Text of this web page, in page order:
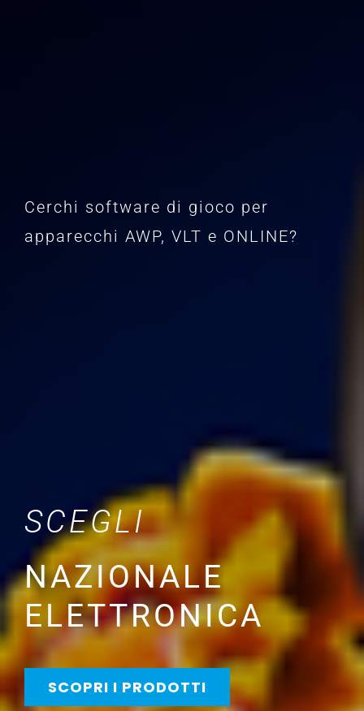
Cerchi software di gioco per
apparecchi AWP, VLT e ONLINE?
SCEGLI
NAZIONALE
ELETTRONICA
SCOPRI I PRODOTTI